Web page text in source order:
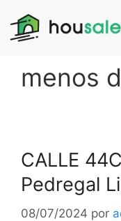
menos
CALLE
Pedregal
08/07/2024 por